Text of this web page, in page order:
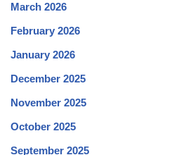
March 2026
February 2026
January 2026
December 2025
November 2025
October 2025
September 2025